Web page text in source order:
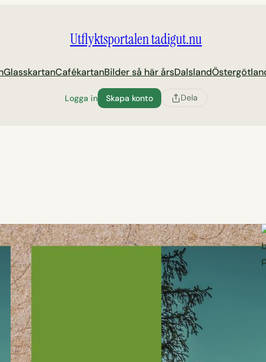
Utflyktsportalen tadigut.nu
GlasskartanCafékartanBilder så här årsDalsland
Logga in Skapa konto Dela